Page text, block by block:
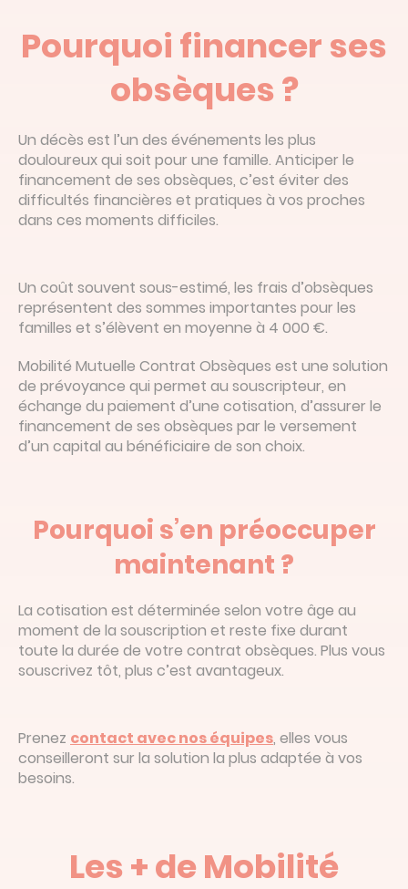
Linked’in
Pourquoi financer ses
obsèques ?
Un décès est l’un des événements les plus
douloureux qui soit pour une famille. Anticiper le
financement de ses obsèques, c’est éviter des
difficultés financières et pratiques à vos proches
dans ces moments difficiles.
Un coût souvent sous-estimé, les frais d’obsèques
représentent des sommes importantes pour les
familles et s’élèvent en moyenne à 4 000 €.
Mobilité Mutuelle Contrat Obsèques est une solution
de prévoyance qui permet au souscripteur, en
échange du paiement d’une cotisation, d’assurer le
financement de ses obsèques par le versement
d’un capital au bénéficiaire de son choix.
Pourquoi s’en préoccuper
maintenant ?
La cotisation est déterminée selon votre âge au
moment de la souscription et reste fixe durant
toute la durée de votre contrat obsèques. Plus vous
souscrivez tôt, plus c’est avantageux.
Prenez contact avec nos équipes, elles vous
conseilleront sur la solution la plus adaptée à vos
besoins.
Les + de Mobilité